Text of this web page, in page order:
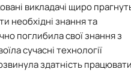
викладачі щиро
необхідні знання та
поглибила свої знання з
сучасні технології
здатність